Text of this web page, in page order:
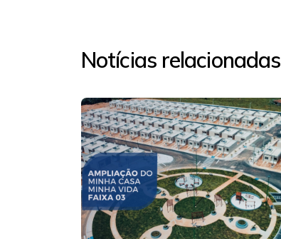
Notícias relacionadas